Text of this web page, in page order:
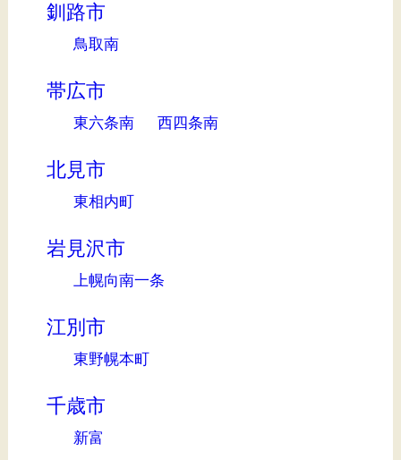
釧路市
鳥取南
帯広市
東六条南 西四条南
北見市
東相内町
岩見沢市
上幌向南一条
江別市
東野幌本町
千歳市
新富